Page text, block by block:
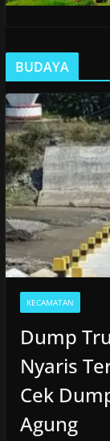
BUDAYA
KECAMATAN
Dump
Nyaris
Cek
Agung